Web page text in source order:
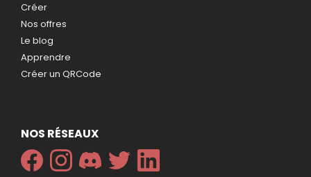
Créer
Nos offres
Le blog
Apprendre
Créer un QRCode
NOS RÉSEAUX